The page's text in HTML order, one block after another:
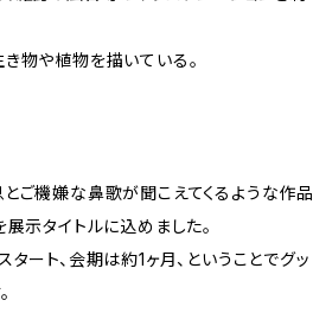
物や植物を描いている。
ご機嫌な鼻歌が聞こえてくるような作品
示タイトルに込めました。
ート、会期は約1ヶ月、ということでグッ